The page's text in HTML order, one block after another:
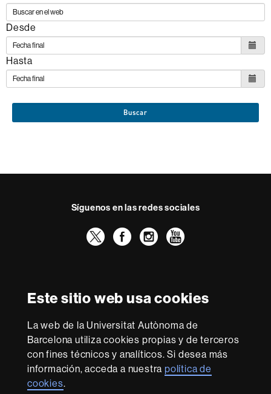
Este sitio web usa cookies
La web de la Universitat Autònoma de
Barcelona utiliza cookies propias y de terceros
con fines técnicos y analíticos. Si desea más
información, acceda a nuestrapolítica de
cookies.
Desde
Hasta
Buscar
Síguenos en las redes sociales
TwitterFacebook
Instagram
Youtube
Excellence
Research
-
Euraxess
Con la financiación de
Sobre